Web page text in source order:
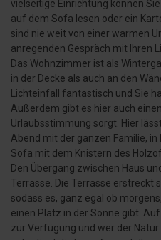
vielseitige Einrichtung können
auf dem Sofa lesen oder ein
sind nie weit von einer warmen
anregenden Gespräch mit Ihren
Das Wohnzimmer ist als
in der Decke als auch an den
Lichteinfall fantastisch und Sie
Außerdem gibt es hier auch
Urlaubsstimmung sorgt. Hier
Abend mit der ganzen Familie,
Sofa mit dem Knistern des
Den Übergang zwischen Haus
Terrasse. Die Terrasse erstreckt
sodass es, ganz egal ob
einen Platz in der Sonne gibt.
zur Verfügung und wer der